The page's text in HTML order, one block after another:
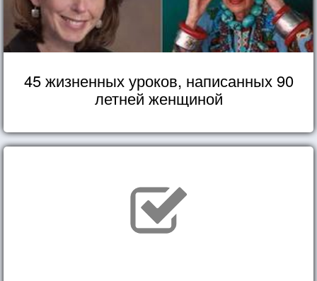
45 жизненных уроков, написанных 90
летней женщиной